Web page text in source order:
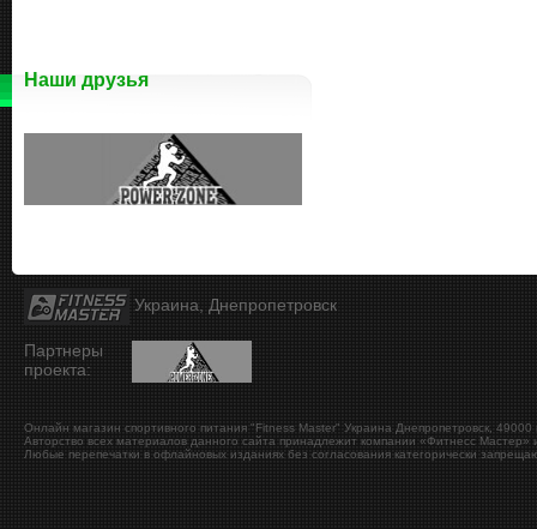
Наши друзья
Украина, Днепропетровск
Партнеры
проекта:
Онлайн магазин спортивного питания "Fitness Master" Украина Днепропетровск 49000
Авторство всех материалов данного сайта принадлежит компании «Фитнесс Мастер»
Любые перепечатки в офлайновых изданиях без согласования категорически